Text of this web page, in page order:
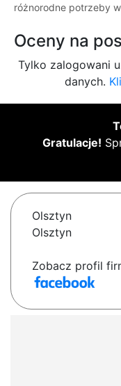
różnorodne potrzeby
Oceny na
Tylko zalogowani
danych.
Gratulacje!
Olsztyn
Olsztyn
Zobacz profil